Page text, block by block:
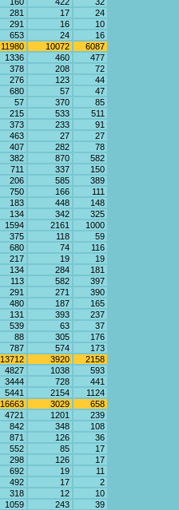
281 17
24
291 16
10
653 24
16
11980 10072
6087
1336 460
477
378 208
72
276 123
44
680 57
47
57 370
85
215 533
511
373 233
91
463 27
27
407 282
78
382 870
582
711 337
150
206 585
389
750 166
111
183 448
148
134 342
325
1594 2161
1000
375 118
59
680 74
116
217 19
19
134 284
181
113 582
397
291 271
390
480 187
165
131 393
237
539 63
37
88 305
176
787 574
173
13712 3920
2158
4827 1038
593
3444 728
441
5441 2154
1124
16663 3029
658
4721 1201
239
842 348
108
871 126
36
552 85
17
298 126
17
692 19
11
492 17
2
318 12
10
1059 243
39